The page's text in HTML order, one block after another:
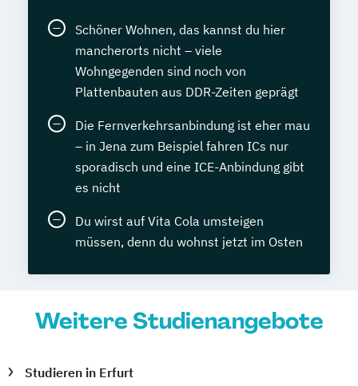
Schöner Wohnen, das kannst du hier
mancherorts nicht – viele
Wohngegenden sind noch von
Plattenbauten aus DDR-Zeiten geprägt
Die Fernverkehrsanbindung ist eher mau
– in Jena zum Beispiel fahren ICs nur
sporadisch und eine ICE-Anbindung gibt
es nicht
Du wirst auf Vita Cola umsteigen
müssen, denn du wohnst jetzt im Osten
Weitere Studienangebote
Studieren in Erfurt